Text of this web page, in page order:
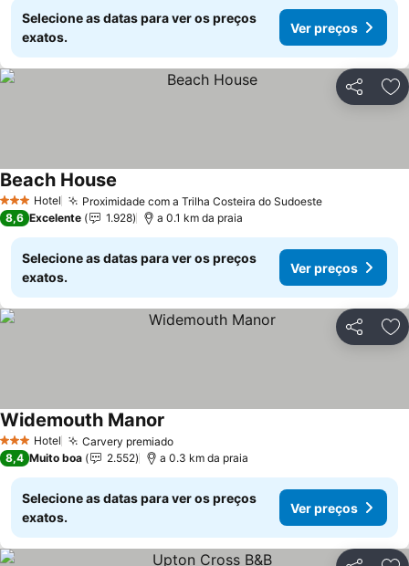
Selecione as datas para ver os preços
exatos.
Ver preços
Partilhar
3 EstrelasHotel Proximidade com a Trilha Costeira do Sudoeste
Beach House
8,6 Excelente 1.928 a 0.1 km da praia
Selecione as datas para ver os preços
exatos.
Ver preços
Partilhar
3 EstrelasHotel Carvery premiado
Widemouth Manor
8,4 Muito boa 2.552 a 0.3 km da praia
Selecione as datas para ver os preços
exatos.
Ver preços